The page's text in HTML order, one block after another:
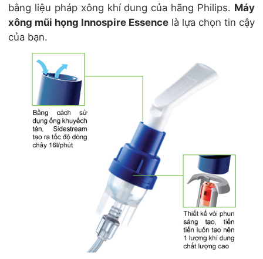
bằng liệu pháp xông khí dung của hãng Philips. Máy
xông mũi họng Innospire Essence là lựa chọn tin cậy
của bạn.